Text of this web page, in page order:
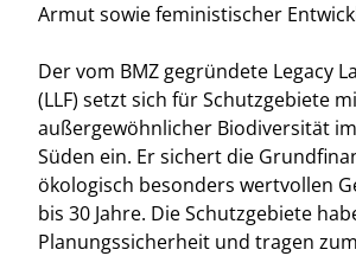
Armut sowie feministischer
Der vom BMZ gegründete Legacy
(LLF) setzt sich für Schutzgebiete
außergewöhnlicher Biodiversität
Süden ein. Er sichert die
ökologisch besonders wertvollen
bis 30 Jahre. Die Schutzgebiete
Planungssicherheit und tragen